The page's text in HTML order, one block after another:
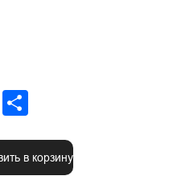
Email
в корзину